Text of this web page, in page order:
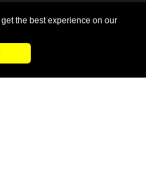
188
the best experience on our